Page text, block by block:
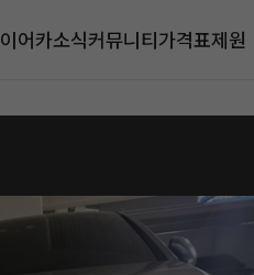
이어카소식커뮤니티가격표제원